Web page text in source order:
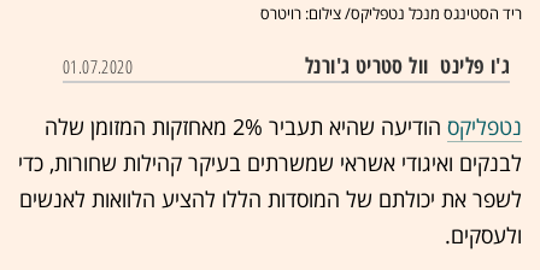
ריד הסטינגס מנכל נטפליקס/ צילום: רויטרס
ג'ו פלינט וול סטריט ג'ורנל 01.07.2020
נטפליקס
הודיעה שהיא תעביר 2% מאחזקות המזומן שלה
לבנקים ואיגודי אשראי שמשרתים בעיקר קהילות שחורות, כדי
לשפר את יכולתם של המוסדות הללו להציע הלוואות לאנשים
ולעסקים.